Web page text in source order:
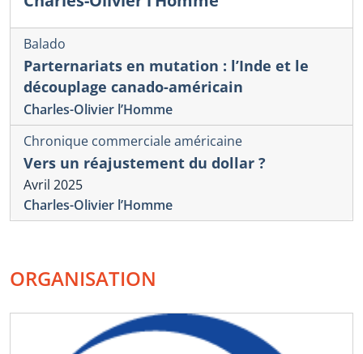
Balado
Parternariats en mutation : l’Inde et le
découplage canado-américain
Charles-Olivier l’Homme
Chronique commerciale américaine
Vers un réajustement du dollar ?
Avril 2025
Charles-Olivier l’Homme
ORGANISATION